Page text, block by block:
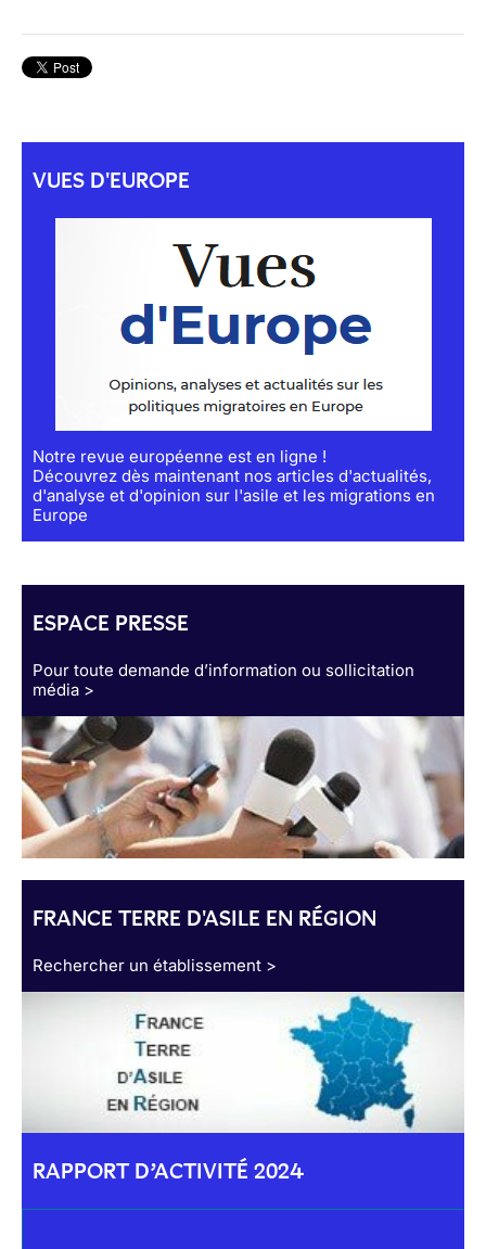
VUES D'EUROPE
Notre revue européenne est en ligne !
Découvrez dès maintenant nos articles d'actualités,
d'analyse et d'opinion sur l'asile et les migrations en
Europe
ESPACE PRESSE
Pour toute demande d’information ou sollicitation
média >
FRANCE TERRE D'ASILE EN RÉGION
Rechercher un établissement >
RAPPORT D’ACTIVITÉ 2024